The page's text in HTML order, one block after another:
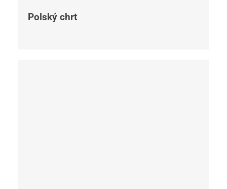
Polský chrt